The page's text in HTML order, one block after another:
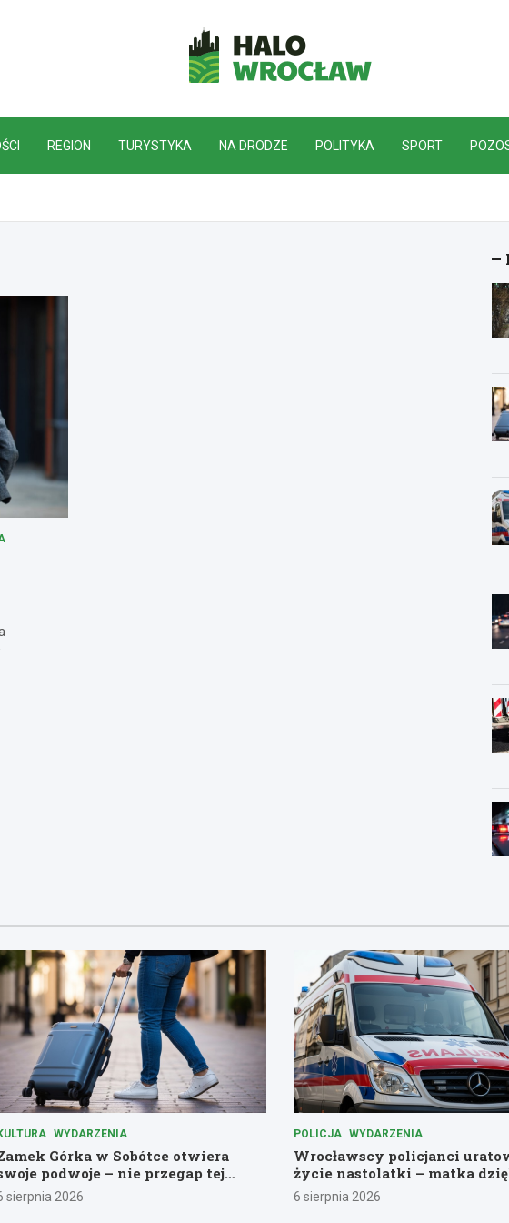
HaloWrocław.pl
REGION TURYSTYKA NA DRODZE POLITYKA SPORT
WYDARZENIA
Górka w Sobótce otwiera
podwoje – nie przegap tej
przygody!
sierpnia 2026
POLICJA WYDARZENIA
Wrocławscy policjanci
życie nastolatki – matka
pomoc
6 sierpnia 2026